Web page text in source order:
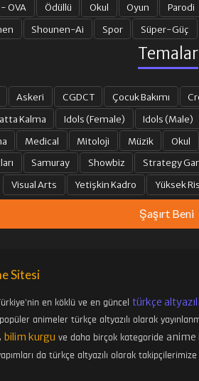
OVA Ödüllü Okul Oyun Parodi
Shounen-Ai Spor Süper-Güç
Temalar
Askeri CGDCT Çocuk Bakımı
Kalma Idols (Female) Idols (Male)
Medical Mitoloji Müzik Okul
Samuray Showbiz Strategy
Visual Arts
Yetişkin Kadro Yüksek
Şaşırt Beni
Sitesi
en köklü ve en güncel türkçe
animeler türkçe altyazılı olarak
, bilim kurgu ve daha birçok kategoride anime
da türkçe altyazılı olarak takipçilerimize